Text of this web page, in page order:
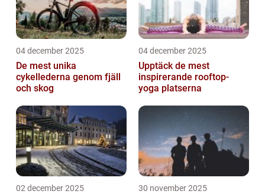
04 december 2025
De mest unika
cykellederna genom fjäll
och skog
04 december 2025
Upptäck de mest
inspirerande rooftop-
yoga platserna
02 december 2025 30 november 2025